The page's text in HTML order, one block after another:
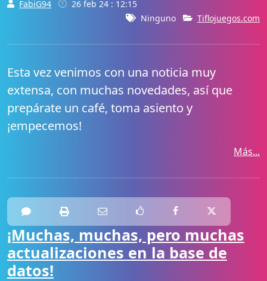
FabiG94
26 feb 24 : 12:15
Ninguno
Tiflojuegos.com
Esta vez venimos con una noticia muy
extensa, con muchas novedades, así que
prepárate un café, toma asiento y
¡empecemos!
Más...
¡Muchas, muchas, pero muchas
actualizaciones en la base de
datos!